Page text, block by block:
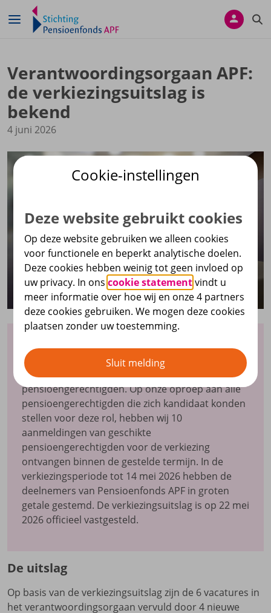
Navigatie overslaan
Verantwoordingsorgaan APF:
de verkiezingsuitslag is
bekend
4 juni 2026
Per 1 juli 2026 ontstaan er in ons
verantwoordingsorgaan van 8 personen 6
vacatures van vertegenwoordigers namens de
pensioengerechtigden. Op onze oproep aan alle
pensioengerechtigden die zich kandidaat konden
stellen voor deze rol, hebben wij 10
aanmeldingen van geschikte
pensioengerechtigden voor de verkiezing
ontvangen binnen de gestelde termijn. In de
verkiezingsperiode tot 14 mei 2026 hebben de
deelnemers van Pensioenfonds APF in groten
getale gestemd. De verkiezingsuitslag is op 22 mei
2026 officieel vastgesteld.
De uitslag
Op basis van de verkiezingsuitslag zijn de 6 vacatures in
het verantwoordingsorgaan vervuld door 4 nieuwe
Cookie-instellingen
Deze website gebruikt cookies
Op deze website gebruiken we alleen cookies
voor functionele en beperkt analytische doelen.
Deze cookies hebben weinig tot geen invloed op
uw privacy. In onscookie statementvindt u
meer informatie over hoe wij en onze 4 partners
deze cookies gebruiken. We mogen deze cookies
plaatsen zonder uw toestemming.
Sluit melding